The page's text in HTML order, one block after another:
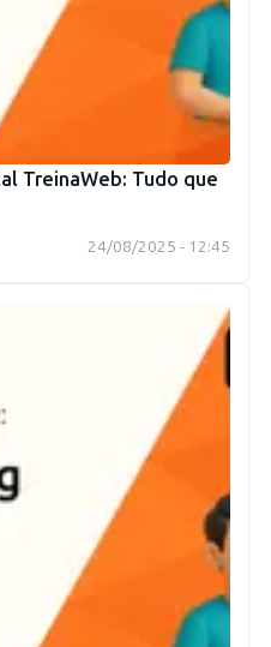
TreinaWeb: Tudo que
24/08/2025 - 12:45